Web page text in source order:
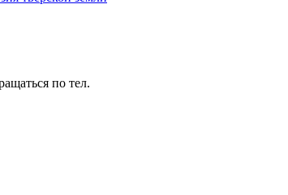
по тел.